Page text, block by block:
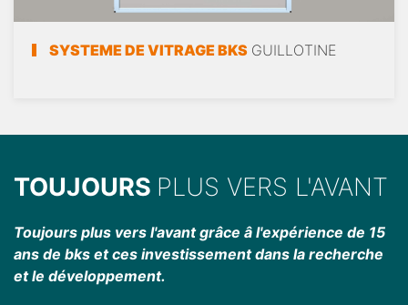
SYSTEME DE VITRAGE BKS GUILLOTINE
TOUJOURS PLUS VERS L'AVANT
Toujours plus vers l'avant grâce â l'expérience de 15
ans de bks et ces investissement dans la recherche
et le développement.